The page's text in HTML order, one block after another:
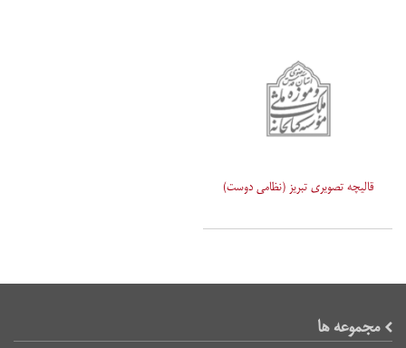
قالیچه تصویری تبریز (نظامی دوست)
مجموعه ها